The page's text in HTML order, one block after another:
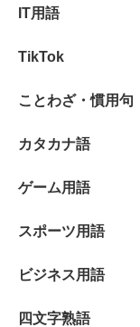
IT用語
TikTok
ことわざ・慣用句
カタカナ語
ゲーム用語
スポーツ用語
ビジネス用語
四文字熟語